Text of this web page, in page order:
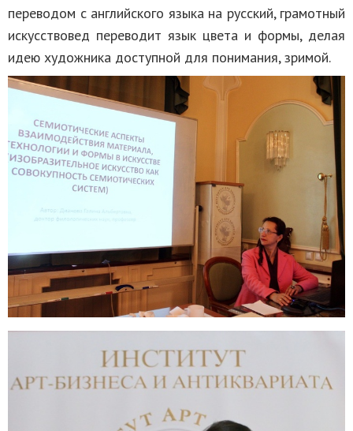
переводом с английского языка на русский, грамотный
искусствовед переводит язык цвета и формы, делая
идею художника доступной для понимания, зримой.